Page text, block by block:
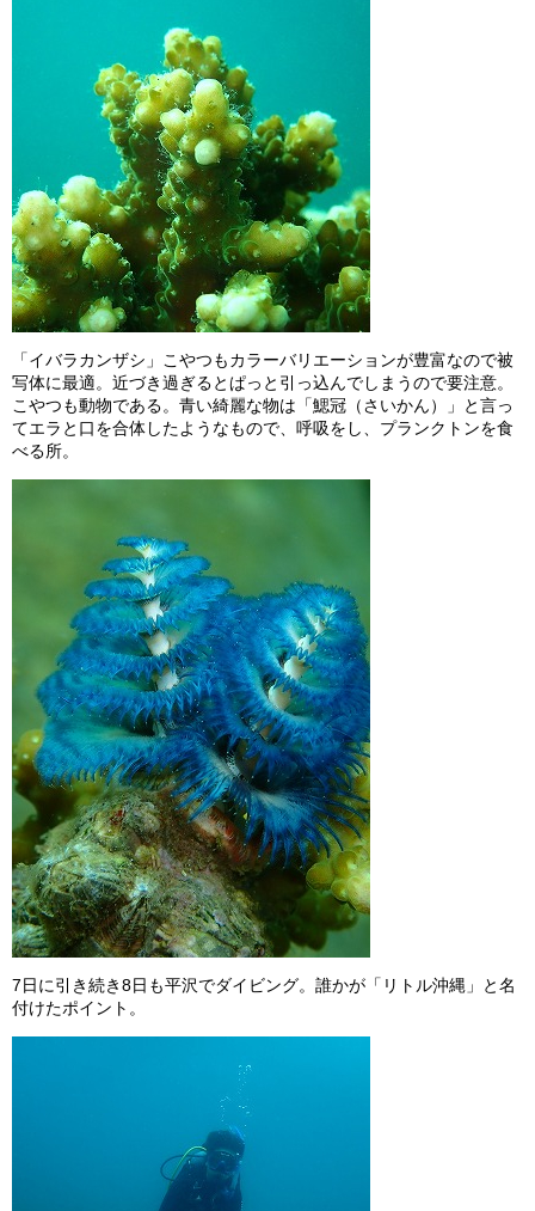
「イバラカンザシ」こやつもカラーバリエーションが豊富なので被
写体に最適。近づき過ぎるとぱっと引っ込んでしまうので要注意。
こやつも動物である。青い綺麗な物は「鰓冠（さいかん）」と言っ
てエラと口を合体したようなもので、呼吸をし、プランクトンを食
べる所。
7日に引き続き8日も平沢でダイビング。誰かが「リトル沖縄」と名
付けたポイント。